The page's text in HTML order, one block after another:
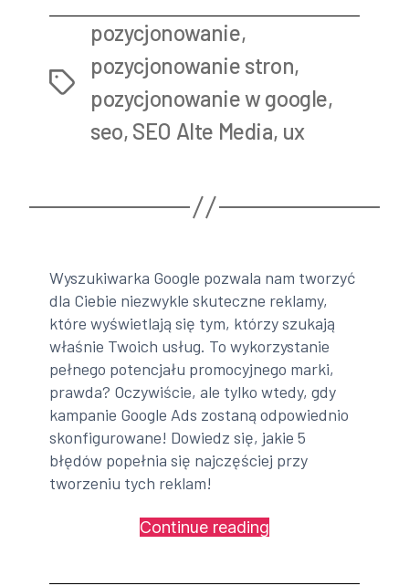
Tags
pozycjonowanie,
pozycjonowanie stron,
pozycjonowanie w google,
seo, SEO Alte Media, ux
Wyszukiwarka Google pozwala nam tworzyć
dla Ciebie niezwykle skuteczne reklamy,
które wyświetlają się tym, którzy szukają
właśnie Twoich usług. To wykorzystanie
pełnego potencjału promocyjnego marki,
prawda? Oczywiście, ale tylko wtedy, gdy
kampanie Google Ads zostaną odpowiednio
skonfigurowane! Dowiedz się, jakie 5
błędów popełnia się najczęściej przy
tworzeniu tych reklam!
Continue reading